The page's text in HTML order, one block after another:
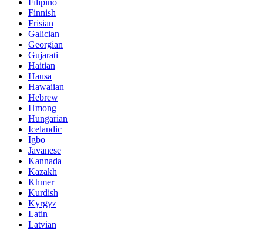
Finnish
Frisian
Galician
Georgian
Gujarati
Haitian
Hausa
Hawaiian
Hebrew
Hmong
Hungarian
Icelandic
Igbo
Javanese
Kannada
Kazakh
Khmer
Kurdish
Kyrgyz
Latin
Latvian